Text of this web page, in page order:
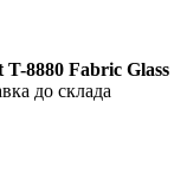
8880 Fabric Glass
до склада